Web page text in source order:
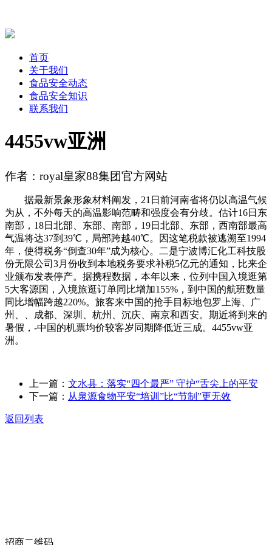
首页
关于我们
食品安全动态
食品安全知识
联系我们
4455vw亚洲
作者：royal皇家88集团官方网站
据最新景象形象材料阐发，21日前河南省将仍以高温气候
为从，不外每天的高温影响范畴和强度会有分歧。估计16日东
南部，18日北部、东部、南部，19日北部、东部，西南部最高
气温将达37到39℃，局部跨越40℃。因这笔税款被逃溯至1994
年，使得税务“倒查30年”成为核心。二是宁波博汇化工科技股
份无限公司3月份收到本地税务要求补税5亿元的通知，比来企
业颁布发表停产。据携程数据，本年以来，位列中国入境逛第
5大客源国，入境旅逛订单同比增加155%，到中国的航班数量
同比增幅跨越220%。旅客来中国的抢手目标地包罗上海、广
州、、成都、深圳、杭州、沉庆、南京和西安。期近将到来的
暑假，-中国的机票均价较客岁同期降低近三成。4455vw亚
洲。
上一篇： 文水县：落实“四个最严” 守护“舌尖上的平安
下一篇： 从泉源食物平安“培训”比“节制”更无效
返回列表
招商二维码